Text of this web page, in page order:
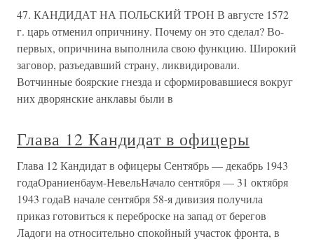
47. КАНДИДАТ НА ПОЛЬСКИЙ ТРОН В августе 1572
г. царь отменил опричнину. Почему он это сделал? Во-
первых, опричнина выполнила свою функцию. Широкий
заговор, разъедавший страну, ликвидировали.
Вотчинные боярские гнезда и сформировавшиеся вокруг
них дворянские анклавы были в
Глава 12 Кандидат в офицеры
Глава 12 Кандидат в офицеры Сентябрь — декабрь 1943
годаОраниенбаум-НевельНачало сентября — 31 октября
1943 годаВ начале сентября 58-я дивизия получила
приказ готовиться к переброске на запад от берегов
Ладоги на относительно спокойный участок фронта, в